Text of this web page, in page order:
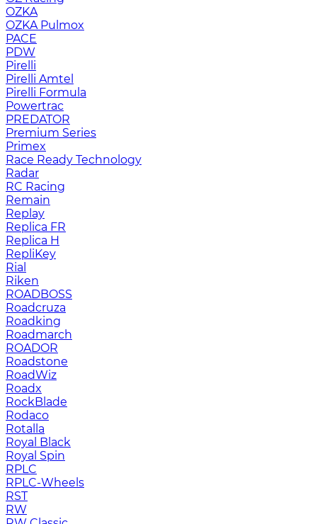
OZKA
OZKA Pulmox
PACE
PDW
Pirelli
Pirelli Amtel
Pirelli Formula
Powertrac
PREDATOR
Premium Series
Primex
Race Ready Technology
Radar
RC Racing
Remain
Replay
Replica FR
Replica H
RepliKey
Rial
Riken
ROADBOSS
Roadcruza
Roadking
Roadmarch
ROADOR
Roadstone
RoadWiz
Roadx
RockBlade
Rodaco
Rotalla
Royal Black
Royal Spin
RPLC
RPLC-Wheels
RST
RW